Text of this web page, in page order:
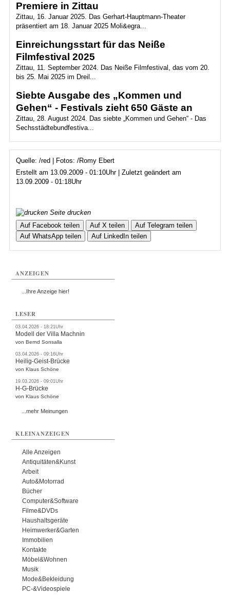
Premiere in Zittau
Zittau, 16. Januar 2025. Das Gerhart-Hauptmann-Theater
präsentiert am 18. Januar 2025 Moli&egra...
Einreichungsstart für das Neiße
Filmfestival 2025
Zittau, 11. September 2024. Das Neiße Filmfestival, das vom 20.
bis 25. Mai 2025 im Dreil...
Siebte Ausgabe des „Kommen und
Gehen“ - Festivals zieht 650 Gäste an
Zittau, 28. August 2024. Das siebte „Kommen und Gehen“ - Das
Sechsstädtebundfestiva...
Quelle: /red | Fotos: /Romy Ebert
Erstellt am 13.09.2009 - 01:10Uhr | Zuletzt geändert am
13.09.2009 - 01:18Uhr
Seite drucken
Auf Facebook teilen
Auf X teilen
Auf Telegram teilen
Auf WhatsApp teilen
Auf LinkedIn teilen
ANZEIGEN
...Ihre Anzeige hier!
LESER
03.04.2026 - 18:21Uhr
Modell der Villa Machnin
von Bernd Sonsalla
03.04.2026 - 09:16Uhr
Heilig-Geist-Brücke
von Klaus Schöne
19.03.2026 - 09:01Uhr
H-G-Brücke
von Klaus Schöne
...mehr Meinungen
KLEINANZEIGEN
Alle Anzeigen
Antiquitäten&Kunst
Arbeit
Auto&Motorrad
Bücher
Computer&Software
Filme&DVDs
Haushaltsgeräte
Heimwerker&Garten
Immobilien
Kontakte
Möbel&Wohnen
Musik
Mode&Bekleidung
PC-&Videospiele